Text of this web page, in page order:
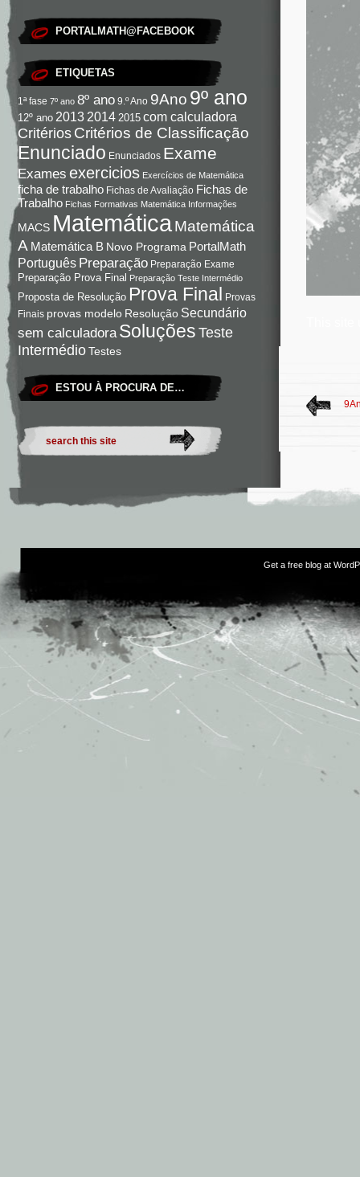
PORTALMATH@FACEBOOK
ETIQUETAS
1ª fase 7º ano 8º ano 9.º Ano 9Ano 9º ano
12º ano 2013 2014 2015 com calculadora
Critérios Critérios de Classificação
Enunciado Enunciados Exame
Exames exercicios Exercícios de Matemática
ficha de trabalho Fichas de Avaliação Fichas de
Trabalho Fichas Formativas Matemática Informações
MACS Matemática Matemática
A Matemática B Novo Programa PortalMath
Português Preparação Preparação Exame
Preparação Prova Final Preparação Teste Intermédio
Proposta de Resolução Prova Final Provas
Finais provas modelo Resolução Secundário
sem calculadora Soluções Teste
IntermédioTestes
ESTOU À PROCURA DE…
Get a free blog at